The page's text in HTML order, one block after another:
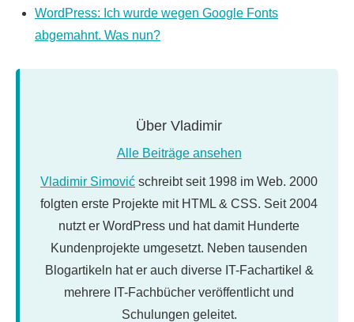
WordPress: Ich wurde wegen Google Fonts
abgemahnt. Was nun?
Über Vladimir
Alle Beiträge ansehen
Vladimir Simović schreibt seit 1998 im Web. 2000
folgten erste Projekte mit HTML & CSS. Seit 2004
nutzt er WordPress und hat damit Hunderte
Kundenprojekte umgesetzt. Neben tausenden
Blogartikeln hat er auch diverse IT-Fachartikel &
mehrere IT-Fachbücher veröffentlicht und
Schulungen geleitet.